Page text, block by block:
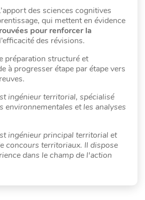
des sciences cognitives
qui mettent en évidence
pour renforcer la
des révisions.
préparation structuré et
à progresser étape par étape vers
ingénieur territorial, spécialisé
environnementales et les analyses
ingénieur principal territorial et
concours territoriaux. Il dispose
dans le champ de l'action